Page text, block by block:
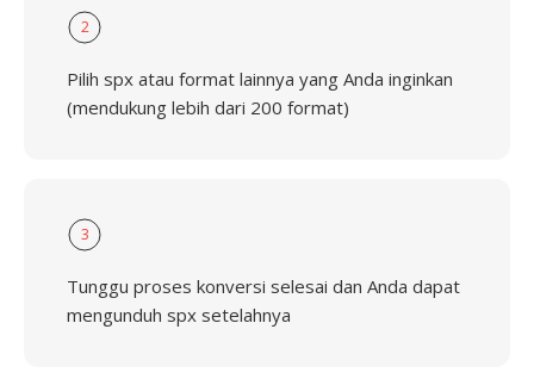
2
Pilih spx atau format lainnya yang Anda inginkan
(mendukung lebih dari 200 format)
3
Tunggu proses konversi selesai dan Anda dapat
mengunduh spx setelahnya